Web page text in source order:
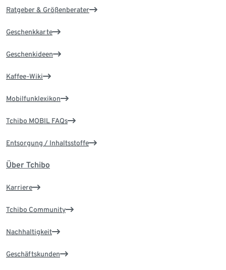
Ratgeber & Größenberater
Geschenkkarte
Geschenkideen
Kaffee-Wiki
Mobilfunklexikon
Tchibo MOBIL FAQs
Entsorgung / Inhaltsstoffe
Über Tchibo
Karriere
Tchibo Community
Nachhaltigkeit
Geschäftskunden